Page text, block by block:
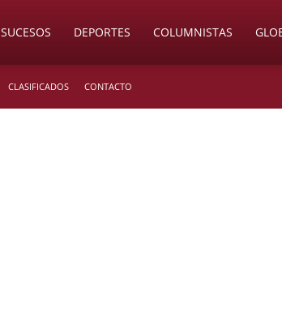
SUCESOS DEPORTES COLUMNISTAS
CLASIFICADOS CONTACTO